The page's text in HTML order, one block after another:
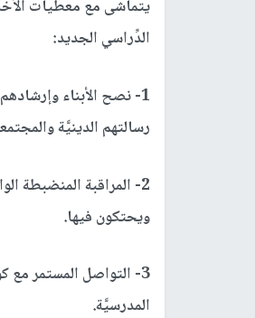
يتماشى مع معطيات
الدِّراسي الجديد:
1- نصح الأبناء
رسالتهم الدينيَّة
2- المراقبة المنضبطة
ويحتكون فيها.
3- التواصل المستمر مع
المدرسيَّة.